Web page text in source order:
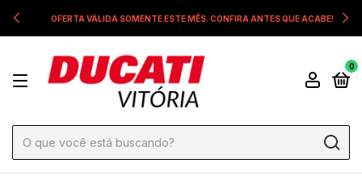
OFERTA VÁLIDA SOMENTE ESTE MÊS. CONFIRA ANTES QUE ACABE!
0